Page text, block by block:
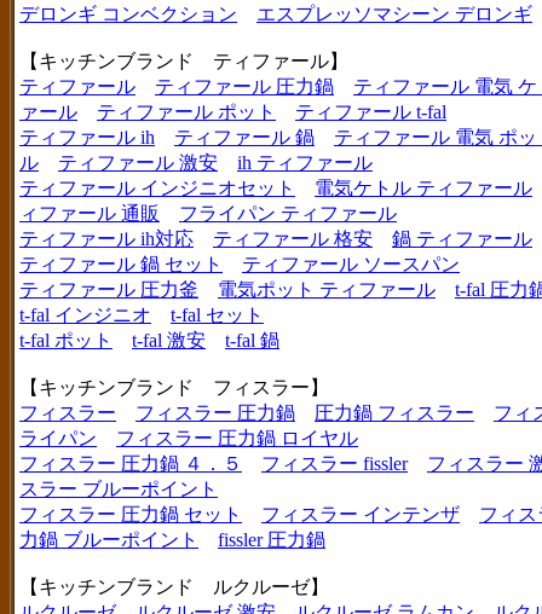
デロンギ コンベクション
エスプレッソマシーン デロンギ
【キッチンブランド ティファール】
ティファール
ティファール 圧力鍋
ティファール 電気 ケ
ァール
ティファール ポット
ティファール t-fal
ティファール ih
ティファール 鍋
ティファール 電気 ポッ
ル
ティファール 激安
ih ティファール
ティファール インジニオセット
電気ケトル ティファール
ィファール 通販
フライパン ティファール
ティファール ih対応
ティファール 格安
鍋 ティファール
ティファール 鍋 セット
ティファール ソースパン
ティファール 圧力釜
電気ポット ティファール
t-fal 圧力
t-fal インジニオ
t-fal セット
t-fal ポット
t-fal 激安 t-fal 鍋
【キッチンブランド フィスラー】
フィスラー
フィスラー 圧力鍋 圧力鍋 フィスラー
フィ
ライパン
フィスラー 圧力鍋 ロイヤル
フィスラー 圧力鍋 ４．５
フィスラー fissler
フィスラー
スラー ブルーポイント
フィスラー 圧力鍋 セット
フィスラー インテンザ
フィ
力鍋 ブルーポイント
fissler 圧力鍋
【キッチンブランド ルクルーゼ】